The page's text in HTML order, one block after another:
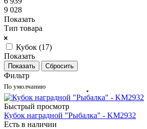
9 028
Показать
Тип товара
Кубок (17)
Показать
Сбросить
Фильтр
По умолчанию
Быстрый просмотр
Кубок наградной "Рыбалка" - KM2932
Есть в наличии